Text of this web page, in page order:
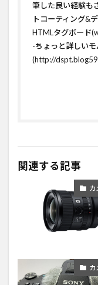
筆した良い経験も
トコーティング&
HTMLタグボード
-ちょっと詳しい
(http://
関連する記事
カ
カ